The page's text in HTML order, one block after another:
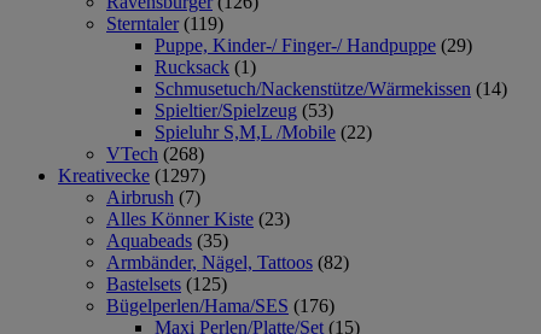
Sterntaler (119)
Puppe, Kinder-/ Finger-/ Handpuppe (29)
Rucksack (1)
Schmusetuch/Nackenstütze/Wärmekissen (14)
Spieltier/Spielzeug (53)
Spieluhr S,M,L /Mobile (22)
VTech (268)
Kreativecke (1297)
Airbrush (7)
Alles Könner Kiste (23)
Aquabeads (35)
Armbänder, Nägel, Tattoos (82)
Bastelsets (125)
Bügelperlen/Hama/SES (176)
Maxi Perlen/Platte/Set (15)